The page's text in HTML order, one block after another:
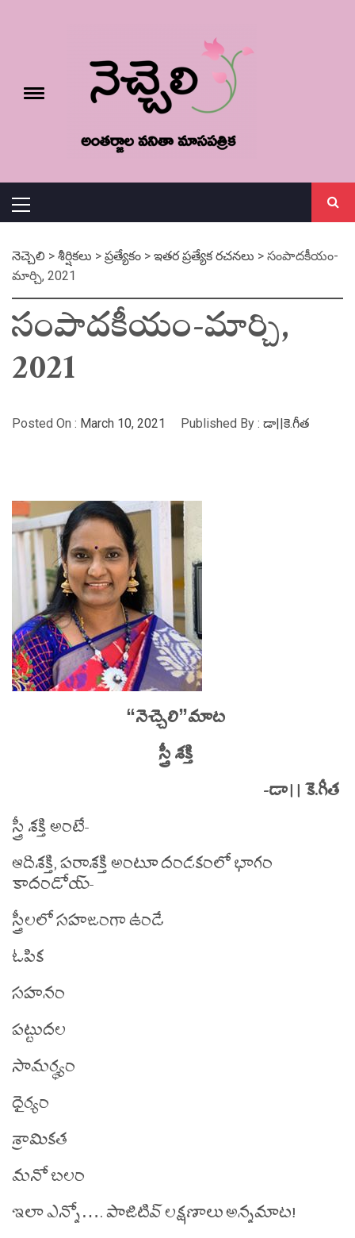
Toggle
Menu
నెచ్చెలి > శీర్షికలు > ప్రత్యేకం > ఇతర ప్రత్యేక రచనలు > సంపాదకీయం-
మార్చి, 2021
సంపాదకీయం-మార్చి,
2021
Posted On : March 10, 2021 Published By : డా||కె.గీత
“నెచ్చెలి”మాట
స్త్రీ శక్తి
-డా|| కె.గీత
స్త్రీ శక్తి అంటే-
ఆదిశక్తి, పరాశక్తి అంటూ దండకంలో భాగం
కాదండోయ్-
స్త్రీలలో సహజంగా ఉండే
ఓపిక
సహనం
పట్టుదల
సామర్థ్యం
ధైర్యం
శ్రామికత
మనో బలం
ఇలా ఎన్నో…. పాజిటివ్ లక్షణాలు అన్నమాట!